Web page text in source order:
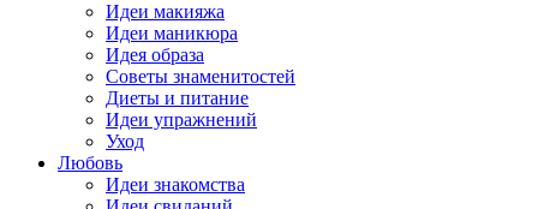
Идеи макияжа
Идеи маникюра
Идея образа
Советы знаменитостей
Диеты и питание
Идеи упражнений
Уход
Любовь
Идеи знакомства